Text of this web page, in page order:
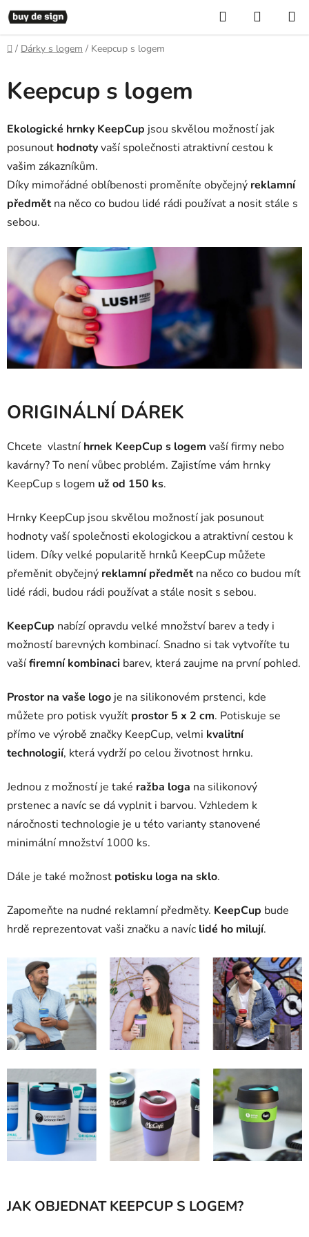
Přejít
na
obsah
Hledat
KOŠÍK
Domů
/ Dárky s logem / Keepcup s logem
Keepcup s logem
Ekologické hrnky KeepCup jsou skvělou možností jak
posunout hodnotyvaší společnosti atraktivní cestou k
vašim zákazníkům.
Díky mimořádné oblíbenosti proměníte obyčejný reklamní
předmětna něco co budou lidé rádi používat a nosit stále s
sebou.
ORIGINÁLNÍ DÁREK
Chcete vlastní hrnek KeepCup s logem vaší firmy nebo
kavárny? To není vůbec problém. Zajistíme vám hrnky
KeepCup s logem už od 150 ks.
Hrnky KeepCup jsou skvělou možností jak posunout
hodnoty vaší společnosti ekologickou a atraktivní cestou k
lidem. Díky velké popularitě hrnků KeepCup můžete
přeměnit obyčejný reklamní předmětna něco co budou mít
lidé rádi, budou rádi používat a stále nosit s sebou.
KeepCup nabízí opravdu velké množství barev a tedy i
možností barevných kombinací. Snadno si tak vytvoříte tu
vašífiremní kombinaci barev, která zaujme na první pohled.
Prostor na vaše logo je na silikonovém prstenci, kde
můžete pro potisk využít prostor 5 x 2 cm. Potiskuje se
přímo ve výrobě značky KeepCup, velmi kvalitní
technologií, která vydrží po celou životnost hrnku.
Jednou z možností je také ražba loga na silikonový
prstenec a navíc se dá vyplnit i barvou. Vzhledem k
náročnosti technologie je u této varianty stanovené
minimální množství 1000 ks.
Dále je také možnost potisku loga na sklo.
Zapomeňte na nudné reklamní předměty. KeepCup bude
hrdě reprezentovat vaši značku a navíc lidé ho milují.
JAK OBJEDNAT KEEPCUP S LOGEM?